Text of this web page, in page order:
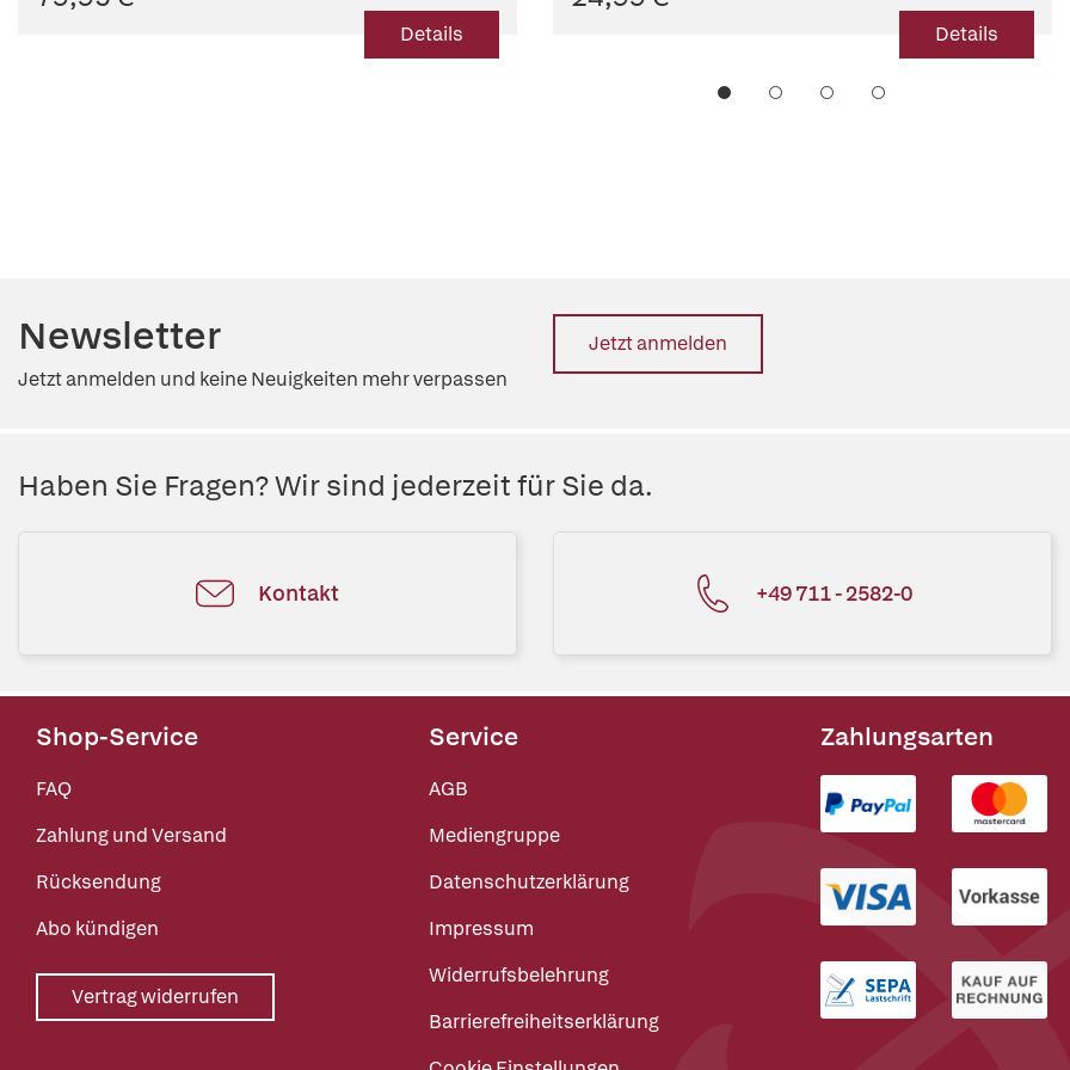
Details Details
Newsletter
Jetzt anmelden und keine Neuigkeiten mehr verpassen
Jetzt anmelden
Haben Sie Fragen? Wir sind jederzeit für Sie da.
Kontakt +49 711 - 2582-0
Shop-Service
FAQ
Zahlung und Versand
Rücksendung
Abo kündigen
Vertrag widerrufen
Service
AGB
Mediengruppe
Datenschutzerklärung
Impressum
Widerrufsbelehrung
Barrierefreiheitserklärung
Zahlungsarten